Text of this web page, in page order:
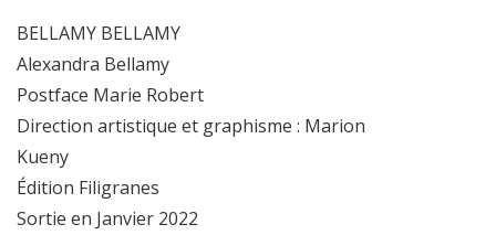
BELLAMY BELLAMY
Alexandra Bellamy
Postface Marie Robert
Direction artistique et graphisme : Marion
Kueny
Édition Filigranes
Sortie en Janvier 2022